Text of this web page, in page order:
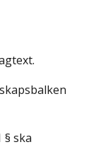
§ ska